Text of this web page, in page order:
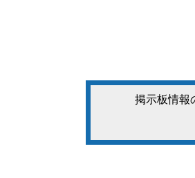
掲示板情報